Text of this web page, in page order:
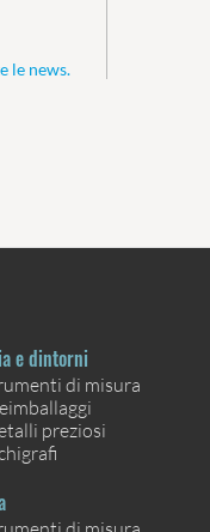
le news.
e dintorni
di misura
preziosi